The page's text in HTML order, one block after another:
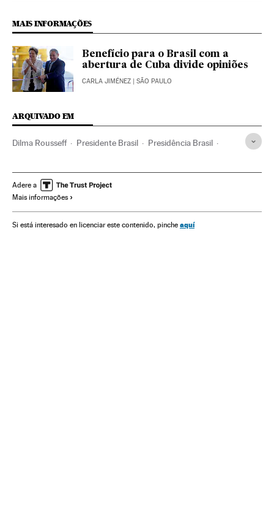
MAIS INFORMAÇÕES
Benefício para o Brasil com a
abertura de Cuba divide opiniões
CARLA JIMÉNEZ | SÃO PAULO
ARQUIVADO EM
Dilma Rousseff Presidente Brasil Presidência Brasil
Governo América Administração Estado
Administração pública
Partidos políticos Política
Adere a
Mais informações
Si está interesado en licenciar este contenido, pinche aquí